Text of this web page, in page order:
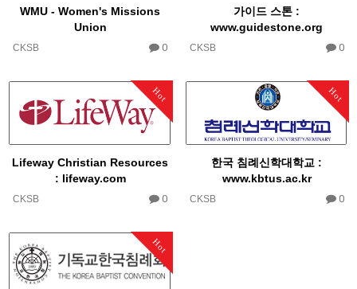
WMU - Women's Missions
Union
CKSB 0
가이드 스톤 :
www.guidestone.org​
CKSB 0
Hot
Lifeway Christian Resources
: lifeway.com
CKSB 0
Hot
한국 침례신학대학교 :
www.kbtus.ac.kr
CKSB 0
Hot